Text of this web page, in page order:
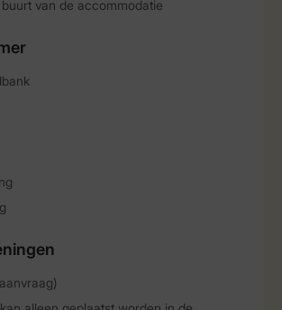
van de accommodatie